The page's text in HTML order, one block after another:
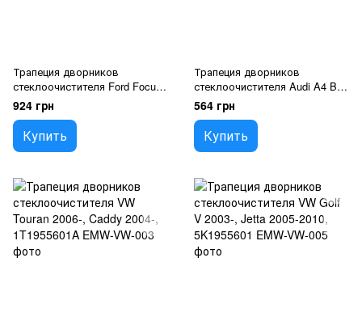
Трапеция дворников
стеклоочистителя Ford Focus I
1998-2004, 1317135
924 грн
Купить
Трапеция дворников
стеклоочистителя Audi A4 B6
2000-2004, A4 B7 2004-2007,
Seat Exeo 2008-, 8E1955603A
564 грн
Купить